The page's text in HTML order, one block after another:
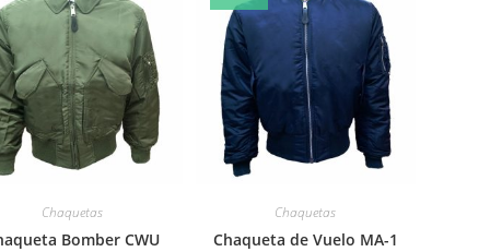
Chaquetas
Bomber CWU
Chaquetas
Chaqueta de Vuelo MA-1